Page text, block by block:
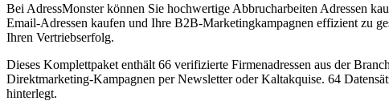
Bei AdressMonster können Sie hochwertige Abbrucharbeiten Adressen
Email-Adressen kaufen und Ihre B2B-Marketingkampagnen effizient zu
Ihren Vertriebserfolg.
Dieses Komplettpaket enthält 66 verifizierte Firmenadressen aus der
Direktmarketing-Kampagnen per Newsletter oder Kaltakquise. 64
hinterlegt.